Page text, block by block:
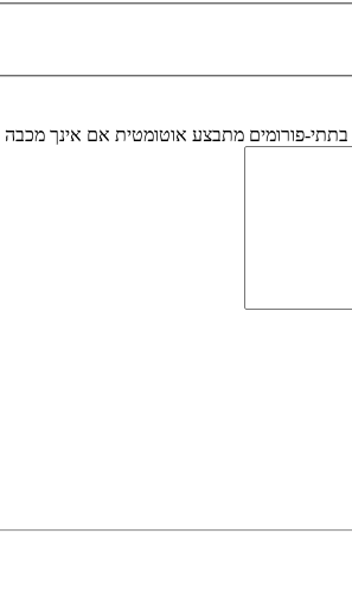
בתתי-פורומים מתבצע אוטומטית אם אינך